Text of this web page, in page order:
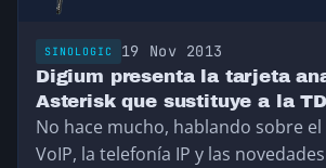
SINOLOGIC 19 Nov 2013
Digium presenta la tarjeta
Asterisk que sustituye a la
No hace mucho, hablando sobre
VoIP, la telefonía IP y las